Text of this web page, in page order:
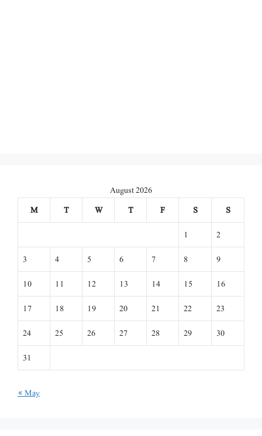
August 2026
M
T W T F S
S
1
2
3
4 5 6 7 8
9
10
11 12 13 14 15
16
17
18 19 20 21 22
23
24
25 26 27 28 29
30
31
« May